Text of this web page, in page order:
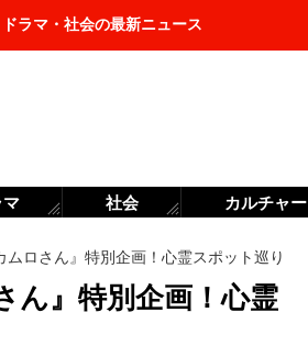
ラマ・社会の最新ニュース
ムロさん』特別企画！心霊スポット巡り
ん』特別企画！心霊
マ 社会 カルチャー